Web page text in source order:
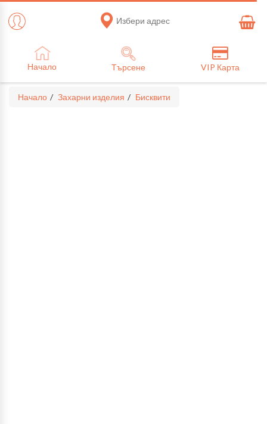
Избери адрес
Начало Търсене VIP Карта
Начало Захарни изделия Бисквити